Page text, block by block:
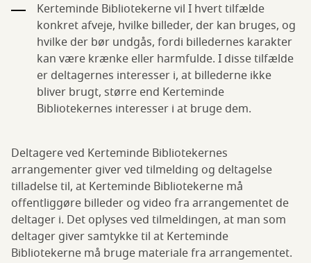
Kerteminde Bibliotekerne vil I hvert tilfælde
konkret afveje, hvilke billeder, der kan bruges, og
hvilke der bør undgås, fordi billedernes karakter
kan være krænke eller harmfulde. I disse tilfælde
er deltagernes interesser i, at billederne ikke
bliver brugt, større end Kerteminde
Bibliotekernes interesser i at bruge dem.
Deltagere ved Kerteminde Bibliotekernes
arrangementer giver ved tilmelding og deltagelse
tilladelse til, at Kerteminde Bibliotekerne må
offentliggøre billeder og video fra arrangementet de
deltager i. Det oplyses ved tilmeldingen, at man som
deltager giver samtykke til at Kerteminde
Bibliotekerne må bruge materiale fra arrangementet.